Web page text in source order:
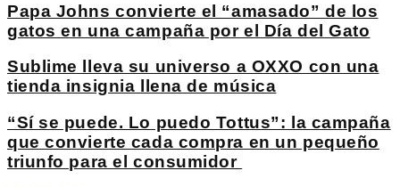
Papa Johns convierte el “amasado” de los
gatos en una campaña por el Día del Gato
Sublime lleva su universo a OXXO con una
tienda insignia llena de música
“Sí se puede. Lo puedo Tottus”: la campaña
que convierte cada compra en un pequeño
triunfo para el consumidor